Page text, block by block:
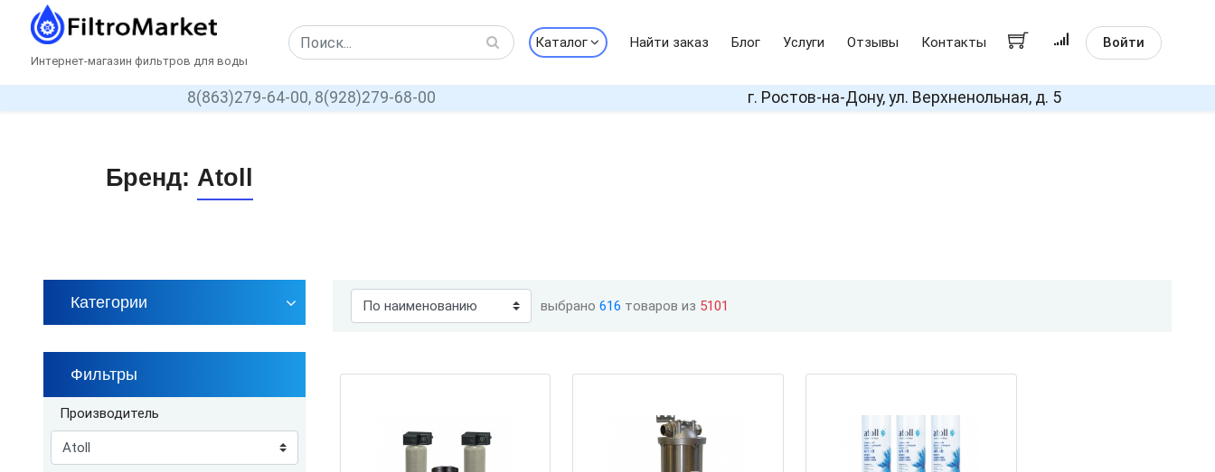
Интернет-магазин фильтров для воды
Каталог Найти заказ Блог Услуги Отзывы Контакты Войти
8(863)279-64-00, 8(928)279-68-00 г. Ростов-на-Дону, ул. Верхненольная, д. 5
Бренд: Atoll
Категории
Фильтры
Производитель
выбрано 616 товаров из 5101